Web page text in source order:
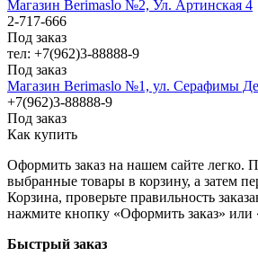
Магазин Berimaslo №2, Ул. Артинская 4
2-717-666
Под заказ
тел: +7(962)3-88888-9
Под заказ
Магазин Berimaslo №1, ул. Серафимы
+7(962)3-88888-9
Под заказ
Как купить
Оформить заказ на нашем сайте легко.
выбранные товары в корзину, а затем
Корзина, проверьте правильность
нажмите кнопку «Оформить заказ» или
Быстрый заказ